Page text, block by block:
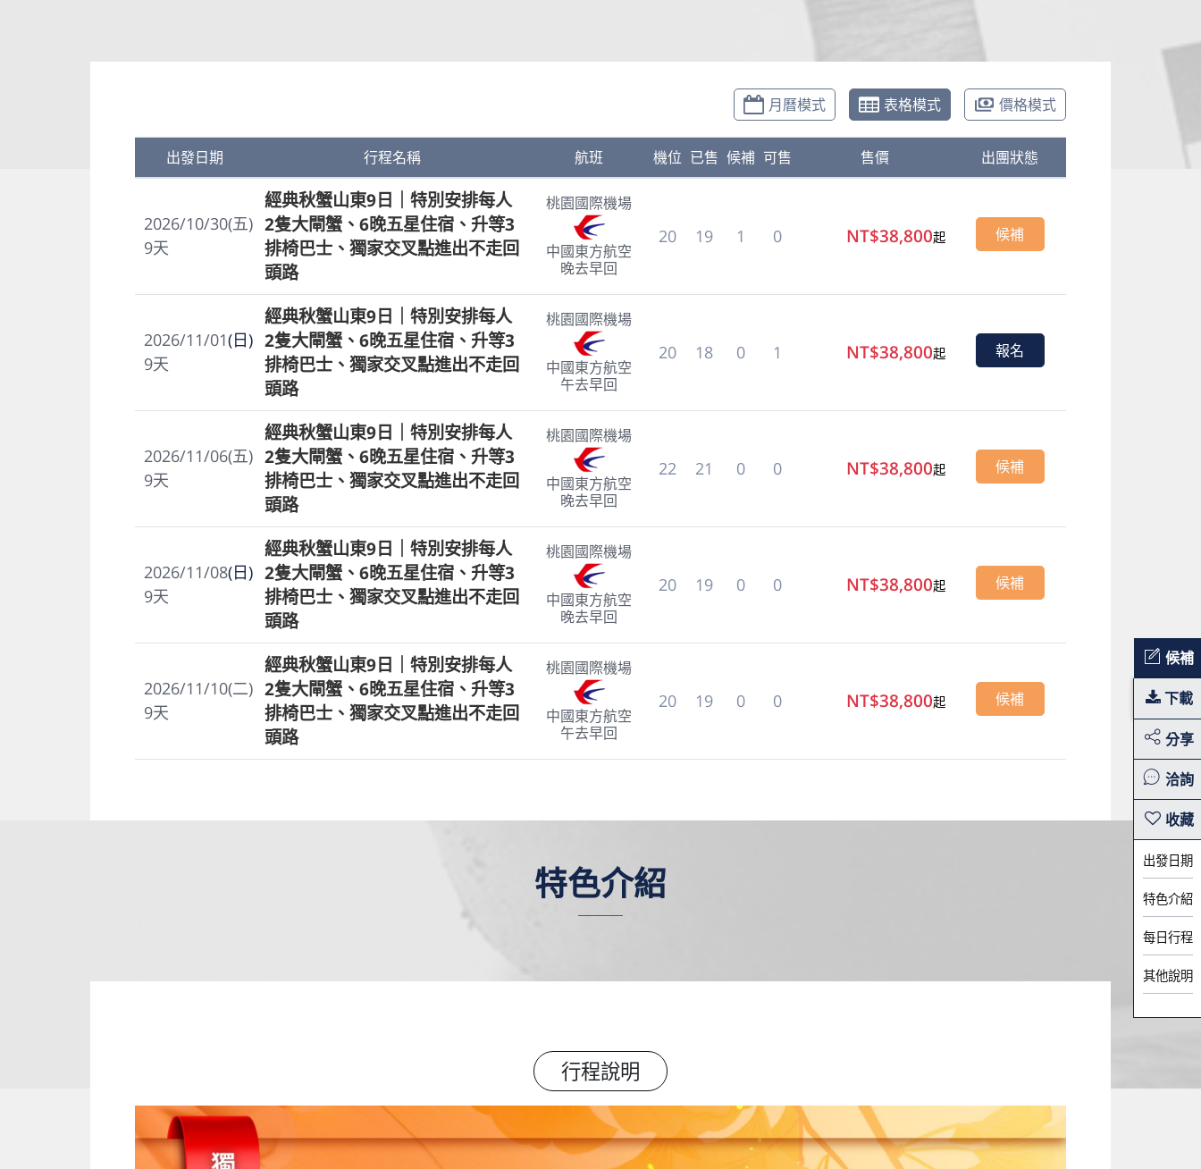
候補
下載
分享
洽詢
特色介紹
每日行程
其他說明
出發日期
特色介紹
行程說明
月曆模式 表格模式 價格模式
出發日期 行程名稱 航班 機位 已售 候補 可售 售價 出團狀態
2026/10/30(五)
9天
經典秋蟹山東9日｜特別安排每人
2隻大閘蟹、6晚五星住宿、升等3
排椅巴士、獨家交叉點進出不走回
頭路
桃園國際機場
中國東方航空
晚去早回
20 19 1 0 NT$38,800起 候補
2026/11/01(日)
9天
經典秋蟹山東9日｜特別安排每人
2隻大閘蟹、6晚五星住宿、升等3
排椅巴士、獨家交叉點進出不走回
頭路
桃園國際機場
中國東方航空
午去早回
20 18 0 1 NT$38,800起 報名
2026/11/06(五)
9天
經典秋蟹山東9日｜特別安排每人
2隻大閘蟹、6晚五星住宿、升等3
排椅巴士、獨家交叉點進出不走回
頭路
桃園國際機場
中國東方航空
晚去早回
22 21 0 0 NT$38,800起 候補
2026/11/08(日)
9天
經典秋蟹山東9日｜特別安排每人
2隻大閘蟹、6晚五星住宿、升等3
排椅巴士、獨家交叉點進出不走回
頭路
桃園國際機場
中國東方航空
晚去早回
20 19 0 0 NT$38,800起 候補
2026/11/10(二)
9天
經典秋蟹山東9日｜特別安排每人
2隻大閘蟹、6晚五星住宿、升等3
排椅巴士、獨家交叉點進出不走回
頭路
桃園國際機場
中國東方航空
午去早回
20 19 0 0 NT$38,800起 候補